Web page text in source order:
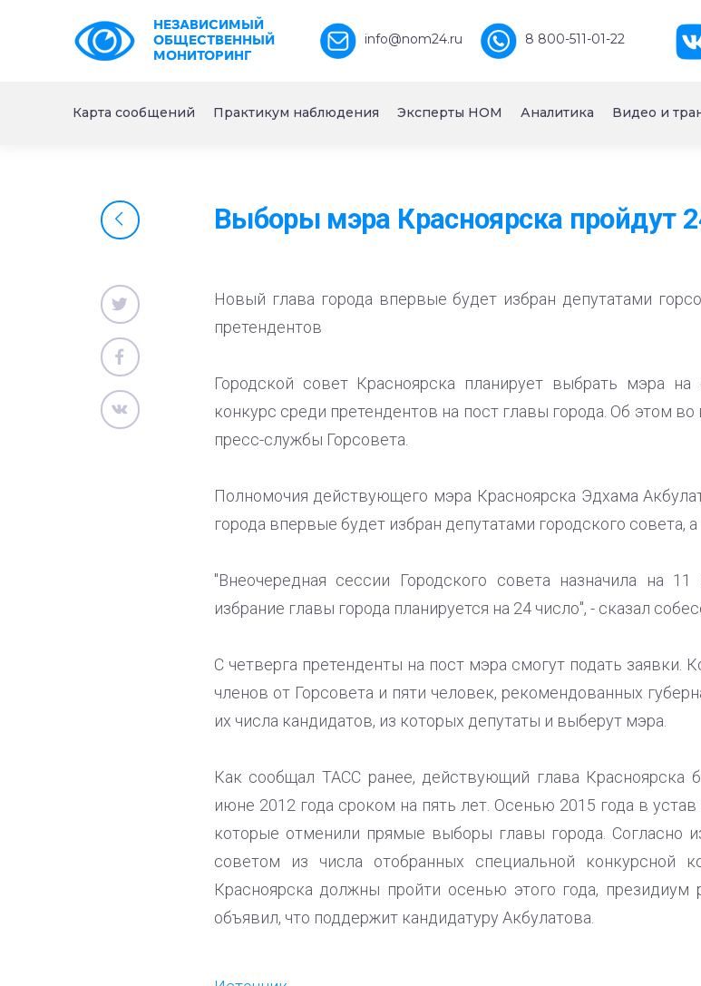
НЕЗАВИСИМЫЙ
ОБЩЕСТВЕННЫЙ
МОНИТОРИНГ
info@nom24.ru 8 800-511-01-22
Карта сообщений Практикум наблюдения Эксперты НОМ Аналитика Видео и
Выборы мэра Красноярска пройдут
Новый глава города впервые будет избран депутатами
претендентов
Городской совет Красноярска планирует выбрать мэра
конкурс среди претендентов на пост главы города. Об этом
пресс-службы Горсовета.
Полномочия действующего мэра Красноярска Эдхама
города впервые будет избран депутатами городского совета,
"Внеочередная сессии Городского совета назначила на
избрание главы города планируется на 24 число", - сказал
С четверга претенденты на пост мэра смогут подать заявки.
членов от Горсовета и пяти человек, рекомендованных
их числа кандидатов, из которых депутаты и выберут мэра.
Как сообщал ТАСС ранее, действующий глава
июне 2012 года сроком на пять лет. Осенью 2015 года в
которые отменили прямые выборы главы города. Согласно
советом из числа отобранных специальной конкурсной
Красноярска должны пройти осенью этого года, президиум
объявил, что поддержит кандидатуру Акбулатова.